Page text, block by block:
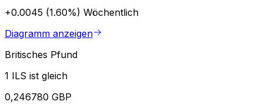
+0.0045 (1.60%) Wöchentlich
Diagramm anzeigen
Britisches Pfund
1 ILS ist gleich
0,246780 GBP